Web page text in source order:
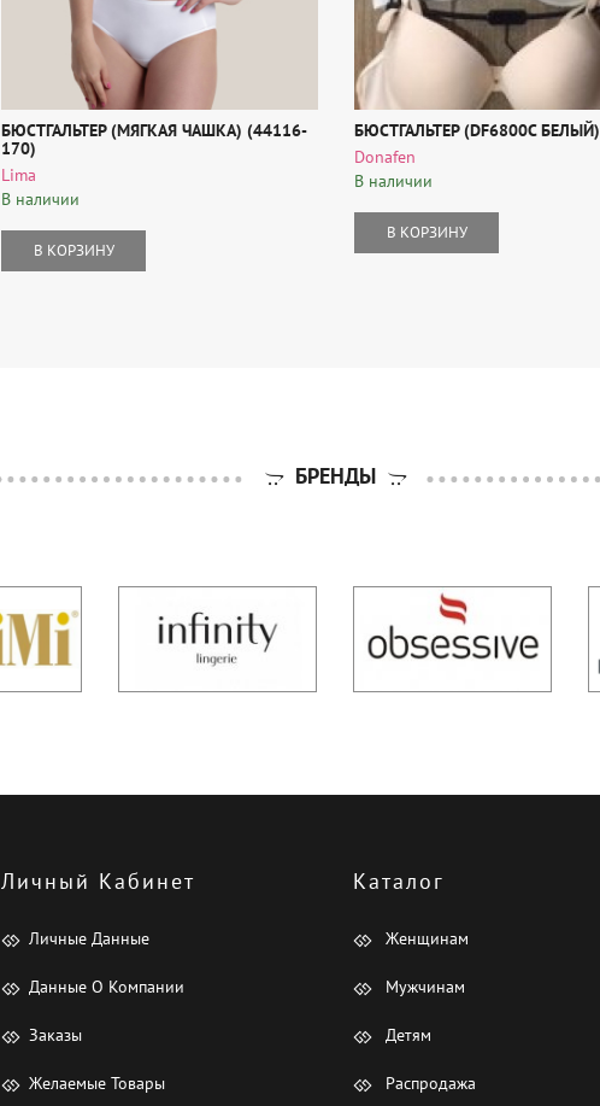
БЮСТГАЛЬТЕР (МЯГКАЯ ЧАШКА) (44116-
170)
Lima
В наличии
В КОРЗИНУ
БЮСТГАЛЬТЕР (DF6800C БЕЛЫЙ)
Donafen
В наличии
В КОРЗИНУ
БРЕНДЫ
Личный Кабинет
Личные Данные
Данные О Компании
Заказы
Желаемые Товары
Каталог
Женщинам
Мужчинам
Детям
Распродажа